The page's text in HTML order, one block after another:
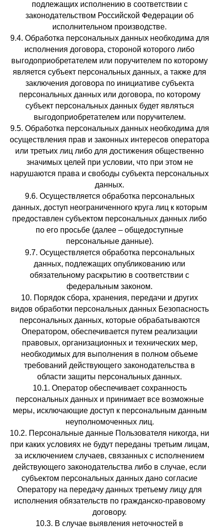
подлежащих исполнению в соответствии с
законодательством Российской Федерации об
исполнительном производстве.
9.4. Обработка персональных данных необходима для
исполнения договора, стороной которого либо
выгодоприобретателем или поручителем по которому
является субъект персональных данных, а также для
заключения договора по инициативе субъекта
персональных данных или договора, по которому
субъект персональных данных будет являться
выгодоприобретателем или поручителем.
9.5. Обработка персональных данных необходима для
осуществления прав и законных интересов оператора
или третьих лиц либо для достижения общественно
значимых целей при условии, что при этом не
нарушаются права и свободы субъекта персональных
данных.
9.6. Осуществляется обработка персональных
данных, доступ неограниченного круга лиц к которым
предоставлен субъектом персональных данных либо
по его просьбе (далее – общедоступные
персональные данные).
9.7. Осуществляется обработка персональных
данных, подлежащих опубликованию или
обязательному раскрытию в соответствии с
федеральным законом.
10. Порядок сбора, хранения, передачи и других
видов обработки персональных данных Безопасность
персональных данных, которые обрабатываются
Оператором, обеспечивается путем реализации
правовых, организационных и технических мер,
необходимых для выполнения в полном объеме
требований действующего законодательства в
области защиты персональных данных.
10.1. Оператор обеспечивает сохранность
персональных данных и принимает все возможные
меры, исключающие доступ к персональным данным
неуполномоченных лиц.
10.2. Персональные данные Пользователя никогда, ни
при каких условиях не будут переданы третьим лицам,
за исключением случаев, связанных с исполнением
действующего законодательства либо в случае, если
субъектом персональных данных дано согласие
Оператору на передачу данных третьему лицу для
исполнения обязательств по гражданско-правовому
договору.
10.3. В случае выявления неточностей в